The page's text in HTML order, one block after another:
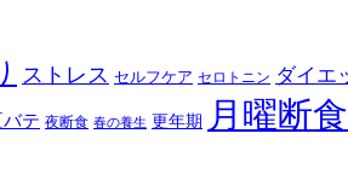
ストレス セルフケア セロトニン ダイエ
バテ 夜断食 春の養生 更年期 月曜断食